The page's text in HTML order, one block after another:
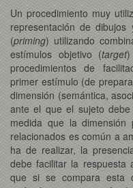
Un procedimiento muy
representación de
(priming) utilizando
estímulos objetivo (target
procedimientos de
primer estímulo (de
dimensión (semántica,
ante el que el sujeto
medida que la
relacionados es común a
ha de realizar, la
debe facilitar la respuesta
que si se compara esta